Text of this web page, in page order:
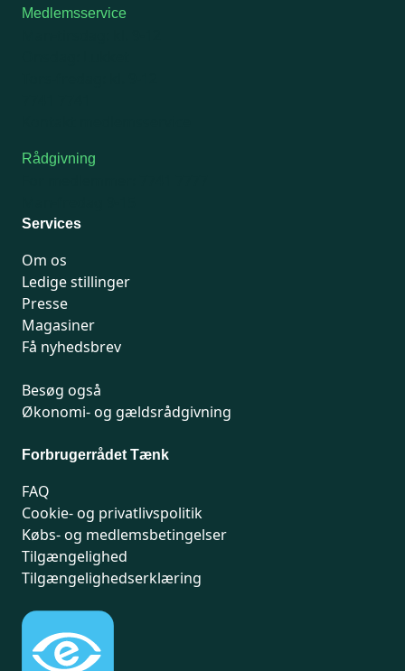
Medlemsservice
Rådgivning
Services
Om os
Ledige stillinger
Presse
Magasiner
Få nyhedsbrev
Besøg også
Økonomi- og gældsrådgivning
Forbrugerrådet Tænk
FAQ
Cookie- og privatlivspolitik
Købs- og medlemsbetingelser
Tilgængelighed
Tilgængelighedserklæring